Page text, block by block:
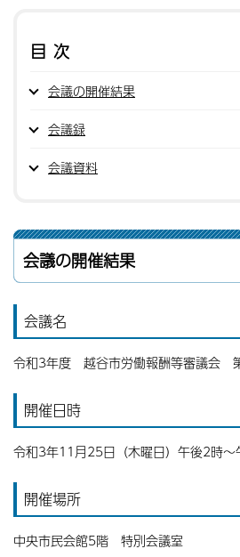
目次
会議の開催結果
会議録
会議資料
会議の開催結果
会議名
令和3年度 越谷市労働報酬等審議会
開催日時
令和3年11月25日（木曜日）午後2時
開催場所
中央市民会館5階 特別会議室